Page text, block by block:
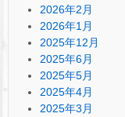
2026年2月
2026年1月
2025年12月
2025年6月
2025年5月
2025年4月
2025年3月